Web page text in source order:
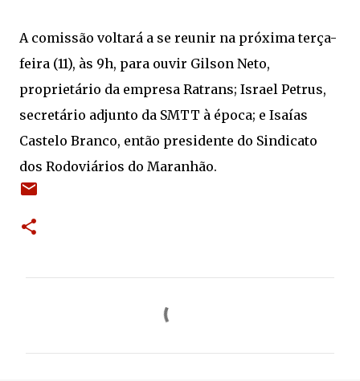
A comissão voltará a se reunir na próxima terça-
feira (11), às 9h, para ouvir Gilson Neto,
proprietário da empresa Ratrans; Israel Petrus,
secretário adjunto da SMTT à época; e Isaías
Castelo Branco, então presidente do Sindicato
dos Rodoviários do Maranhão.